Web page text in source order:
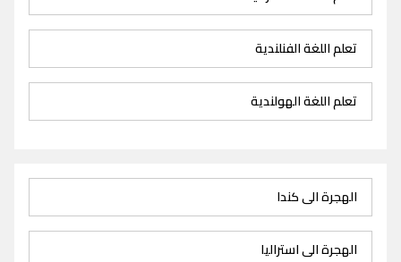
تعلم اللغة الفنلندية
تعلم اللغة الهولندية
الهجرة الى كندا
الهجرة الى استراليا